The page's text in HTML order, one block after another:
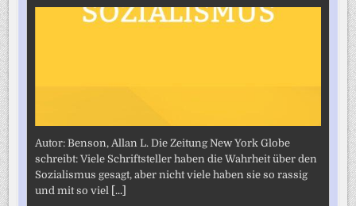
Autor: Benson, Allan L. Die Zeitung New York Globe
schreibt: Viele Schriftsteller haben die Wahrheit über den
Sozialismus gesagt, aber nicht viele haben sie so rassig
und mit so viel [...]